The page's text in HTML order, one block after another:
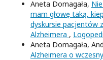
Aneta Domagała,
mam głowę taką,
dyskursie pacjentów
Alzheimera ,
Aneta Domagała,
Alzheimera o